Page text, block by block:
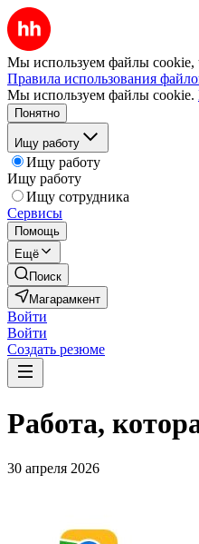
Мы используем файлы cookie,
Правила использования
Мы используем файлы cookie.
Понятно
Ищу работу
Ищу работу
Ищу работу
Ищу сотрудника
Сервисы
Помощь
Ещё
Поиск
Магарамкент
Войти
Войти
Создать резюме
Работа,
30 апреля 2026